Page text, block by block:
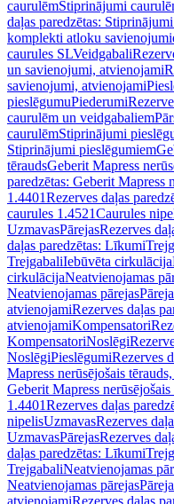
caurulēmStiprinājumi
daļas paredzētas:
komplekti atloku
caurules SLVeidgabali
un savienojumi, atvienojami
savienojumi, atvienojami
pieslēgumuPiederumi
caurulēm un veidgabaliem
caurulēmStiprinājumi
Stiprinājumi pieslēgumiem
tēraudsGeberit Mapress
paredzētas: Geberit Mapress
1.4401Rezerves daļas
caurules 1.4521Caurules
UzmavasPārejasRezerves
daļas paredzētas: Līkumi
TrejgabaliIebūvēta cirkulācija
cirkulācijaNeatvienojamas
Neatvienojamas pārejas
atvienojamiRezerves daļas
atvienojamiKompensatori
KompensatoriNoslēgi
NoslēgiPieslēgumiRezerves
Mapress nerūsējošais
Geberit Mapress nerūsējošais
1.4401Rezerves daļas
nipelisUzmavasRezerves
UzmavasPārejasRezerves
daļas paredzētas: Līkumi
TrejgabaliNeatvienojamas
Neatvienojamas pārejas
atvienojamiRezerves daļas